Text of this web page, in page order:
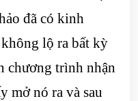
đã có kinh
lộ ra bất kỳ
chương trình nhận
mở nó ra và sau